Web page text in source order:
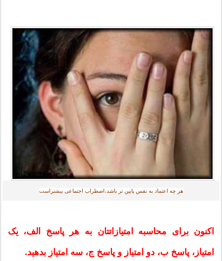
هر چه اعتماد به نفس پایین تر باشد،اضطراب اجتماعی بیشتراست
اکنون برای محاسبه امتیازاتتان به هر پاسخ الف، یک
امتیاز، پاسخ ب، دو امتیاز و پاسخ ج، سه امتیاز بدهید.